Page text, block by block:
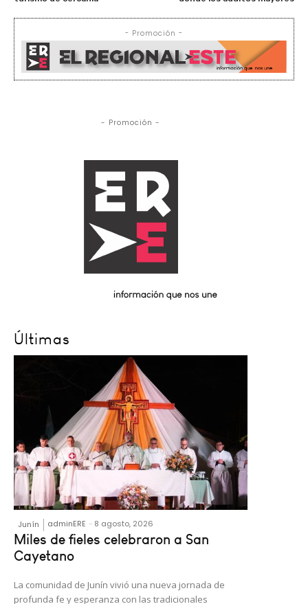
- Promoción -
- Promoción -
Últimas
Junín adminERE - 8 agosto, 2026
Miles de fieles celebraron a San
Cayetano
La comunidad de Junín vivió una nueva jornada de
profunda fe y esperanza con las tradicionales